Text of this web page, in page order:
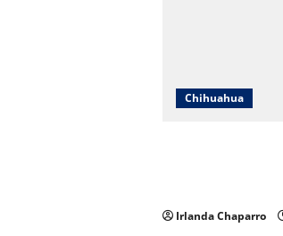
Chihuahua
Irlanda Chaparro